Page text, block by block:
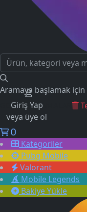
Aramaya başlamak için
GEÇMİŞ ARAMALAR
Giriş Yap
veya üye ol
0
Kategoriler
Pubg Mobile
Valorant
Mobile Legends
Bakiye Yükle